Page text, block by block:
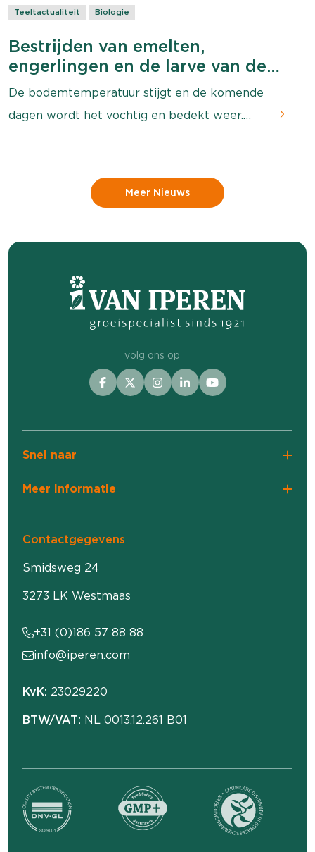
Teeltactualiteit Biologie
Bestrijden van emelten,
engerlingen en de larve van de
taxuskever met aaltjes
De bodemtemperatuur stijgt en de komende
dagen wordt het vochtig en bedekt weer.
te bestrijden met aaltjes. Op veel plaatsen
zien we weer de schade die emelten en
nu weer gaan werken aan het herstel van de
Meer Nieuws
volg ons op
Snel naar
Meer informatie
Contactgegevens
Smidsweg 24
3273 LK Westmaas
KvK: 23029220
BTW/VAT: NL 0013.12.261 B01
+31 (0)186 57 88 88
info@iperen.com